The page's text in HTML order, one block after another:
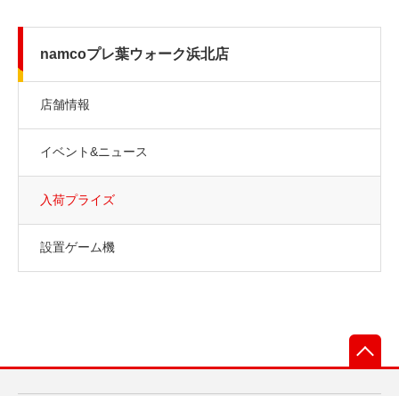
namcoプレ葉ウォーク浜北店
店舗情報
イベント&ニュース
入荷プライズ
設置ゲーム機